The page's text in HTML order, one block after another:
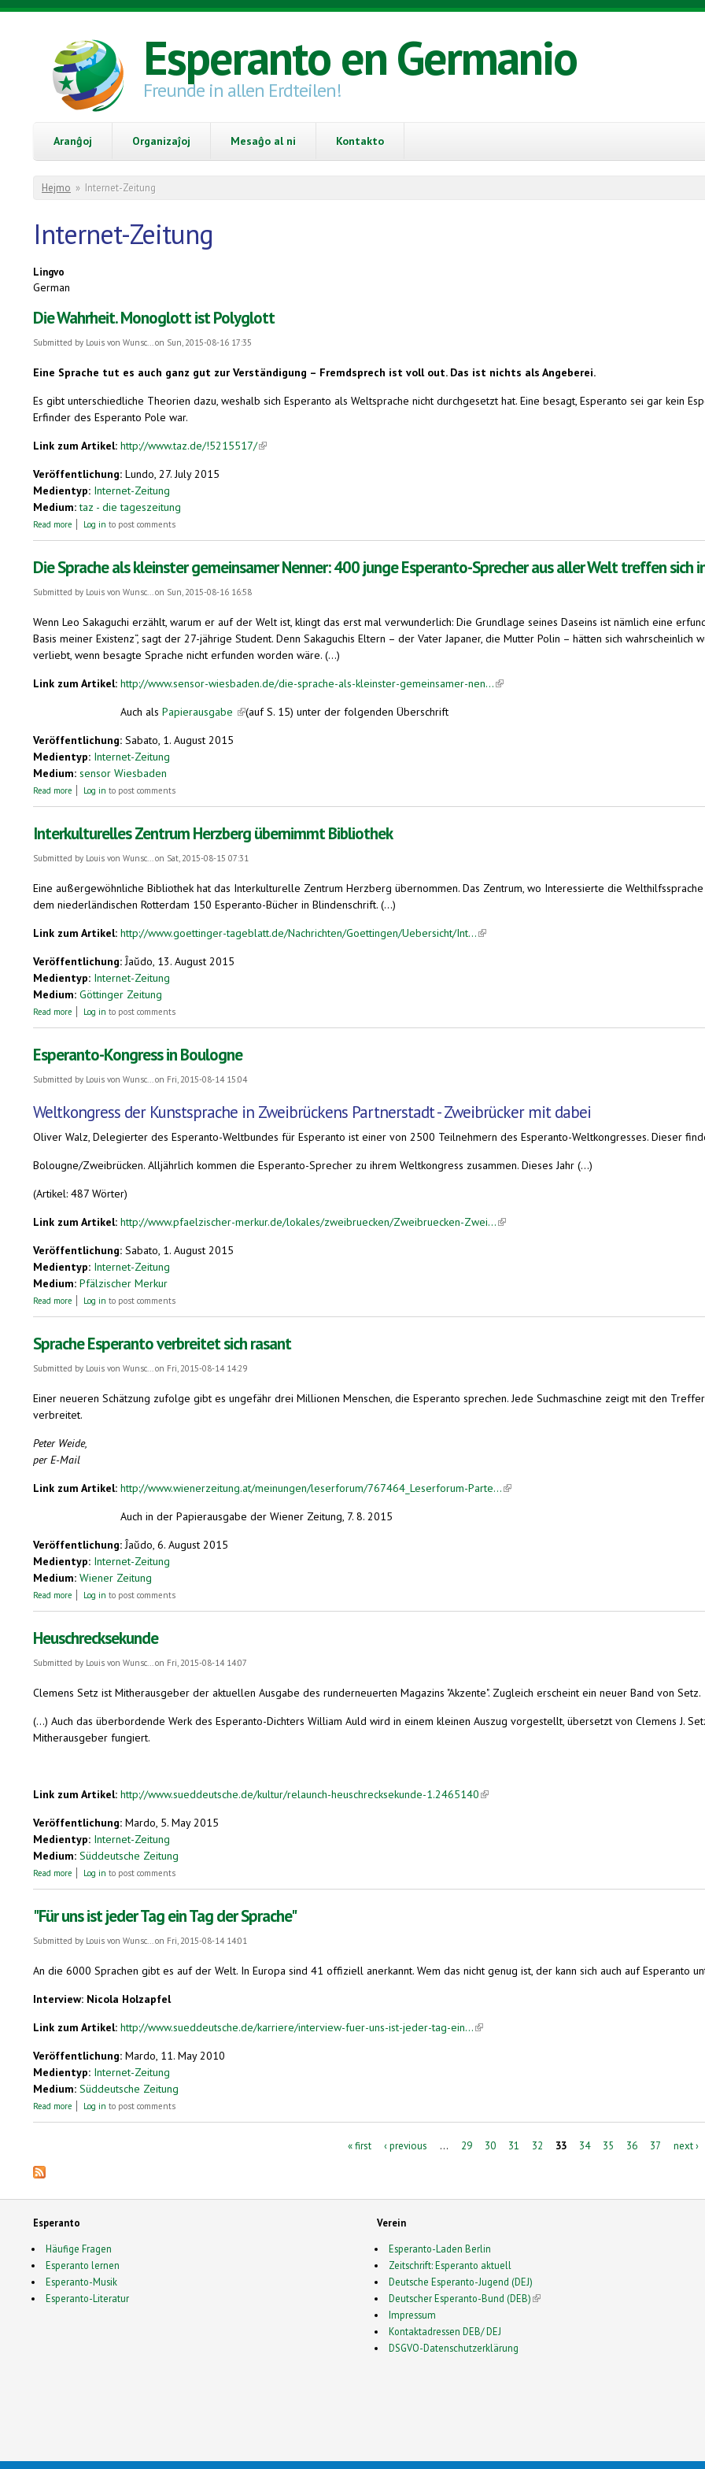
Skip to main content
Esperanto en Germanio
Freunde in allen Erdteilen!
Aranĝoj Organizaĵoj Mesaĝo al ni Kontakto
You are here
Hejmo » Internet-Zeitung
Internet-Zeitung
Lingvo
German
Die Wahrheit. Monoglott ist Polyglott
Submitted by Louis von Wunsc...on Sun, 2015-08-16 17:35
Eine Sprache tut es auch ganz gut zur Verständigung – Fremdsprech ist voll out. Das ist nichts als Angeberei.
Es gibt unterschiedliche Theorien dazu, weshalb sich Esperanto als Weltsprache nicht durchgesetzt hat. Eine besagt, Esperanto sei gar kein
Erfinder des Esperanto Pole war.
Link zum Artikel: http://www.taz.de/!5215517/(link is external)
Veröffentlichung: Lundo, 27. July 2015
Medientyp: Internet-Zeitung
Medium:taz - die tageszeitung
Read more about Die Wahrheit. Monoglott ist Polyglott
Log in to post comments
Die Sprache als kleinster gemeinsamer Nenner: 400 junge Esperanto-Sprecher aus aller Welt treffen sich
Submitted by Louis von Wunsc...on Sun, 2015-08-16 16:58
Wenn Leo Sakaguchi erzählt, warum er auf der Welt ist, klingt das erst mal verwunderlich: Die Grundlage seines Daseins ist nämlich eine
Basis meiner Existenz“, sagt der 27-jährige Student. Denn Sakaguchis Eltern – der Vater Japaner, die Mutter Polin – hätten sich
verliebt, wenn besagte Sprache nicht erfunden worden wäre. (...)
Link zum Artikel: http://www.sensor-wiesbaden.de/die-sprache-als-kleinster-gemeinsamer-nen...(link is external)
Auch als Papierausgabe (link is external)
(auf S. 15) unter der folgenden Überschrift
Veröffentlichung: Sabato, 1. August 2015
Medientyp: Internet-Zeitung
Medium: sensor Wiesbaden
Read more about Die Sprache als kleinster gemeinsamer Nenner: 400 junge Esperanto-Sprecher aus aller Welt treffen sich in Wiesbaden
Log in to post comments
Interkulturelles Zentrum Herzberg übernimmt Bibliothek
Submitted by Louis von Wunsc...on Sat, 2015-08-15 07:31
Eine außergewöhnliche Bibliothek hat das Interkulturelle Zentrum Herzberg übernommen. Das Zentrum, wo Interessierte die
dem niederländischen Rotterdam 150 Esperanto-Bücher in Blindenschrift. (...)
Link zum Artikel: http://www.goettinger-tageblatt.de/Nachrichten/Goettingen/Uebersicht/Int...(link is external)
Veröffentlichung:Ĵaŭdo, 13. August 2015
Medientyp: Internet-Zeitung
Medium: Göttinger Zeitung
Read more about Interkulturelles Zentrum Herzberg übernimmt Bibliothek
Log in to post comments
Esperanto-Kongress in Boulogne
Submitted by Louis von Wunsc...on Fri, 2015-08-14 15:04
Weltkongress der Kunstsprache in Zweibrückens Partnerstadt - Zweibrücker mit dabei
Oliver Walz, Delegierter des Esperanto-Weltbundes für Esperanto ist einer von 2500 Teilnehmern des Esperanto-Weltkongresses. Dieser
Bolougne/Zweibrücken. Alljährlich kommen die Esperanto-Sprecher zu ihrem Weltkongress zusammen. Dieses Jahr (...)
(Artikel: 487 Wörter)
Link zum Artikel: http://www.pfaelzischer-merkur.de/lokales/zweibruecken/Zweibruecken-Zwei...(link is external)
Veröffentlichung: Sabato, 1. August 2015
Medientyp: Internet-Zeitung
Medium: Pfälzischer Merkur
Read more about Esperanto-Kongress in Boulogne
Log in to post comments
Sprache Esperanto verbreitet sich rasant
Submitted by Louis von Wunsc...on Fri, 2015-08-14 14:29
Einer neueren Schätzung zufolge gibt es ungefähr drei Millionen Menschen, die Esperanto sprechen. Jede Suchmaschine zeigt mit den
verbreitet.
Peter Weide,
per E-Mail
Link zum Artikel: http://www.wienerzeitung.at/meinungen/leserforum/767464_Leserforum-Parte...(link is external)
Auch in der Papierausgabe der Wiener Zeitung, 7. 8. 2015
Veröffentlichung:Ĵaŭdo, 6. August 2015
Medientyp: Internet-Zeitung
Medium: Wiener Zeitung
Read more about Sprache Esperanto verbreitet sich rasant
Log in to post comments
Heuschrecksekunde
Submitted by Louis von Wunsc...on Fri, 2015-08-14 14:07
Clemens Setz ist Mitherausgeber der aktuellen Ausgabe des runderneuerten Magazins "Akzente". Zugleich erscheint ein neuer Band von Setz.
(...) Auch das überbordende Werk des Esperanto-Dichters William Auld wird in einem kleinen Auszug vorgestellt, übersetzt von Clemens J.
Mitherausgeber fungiert.
Link zum Artikel: http://www.sueddeutsche.de/kultur/relaunch-heuschrecksekunde-1.2465140(link is external)
Veröffentlichung: Mardo, 5. May 2015
Medientyp: Internet-Zeitung
Medium: Süddeutsche Zeitung
Read more about Heuschrecksekunde
Log in to post comments
"Für uns ist jeder Tag ein Tag der Sprache"
Submitted by Louis von Wunsc...on Fri, 2015-08-14 14:01
An die 6000 Sprachen gibt es auf der Welt. In Europa sind 41 offiziell anerkannt. Wem das nicht genug ist, der kann sich auch auf Esperanto
Interview: Nicola Holzapfel
Link zum Artikel: http://www.sueddeutsche.de/karriere/interview-fuer-uns-ist-jeder-tag-ein...(link is external)
Veröffentlichung: Mardo, 11. May 2010
Medientyp: Internet-Zeitung
Medium: Süddeutsche Zeitung
Read more about "Für uns ist jeder Tag ein Tag der Sprache"
Log in to post comments
« first ‹ previous … 29 30 31 32 33 34 35 36 37 next ›
Esperanto
Häufige Fragen
Esperanto lernen
Esperanto-Musik
Esperanto-Literatur
Verein
Esperanto-Laden Berlin
Zeitschrift: Esperanto aktuell
Deutsche Esperanto-Jugend (DEJ)
Deutscher Esperanto-Bund (DEB)(link is external)
Impressum
Kontaktadressen DEB/ DEJ
DSGVO-Datenschutzerklärung